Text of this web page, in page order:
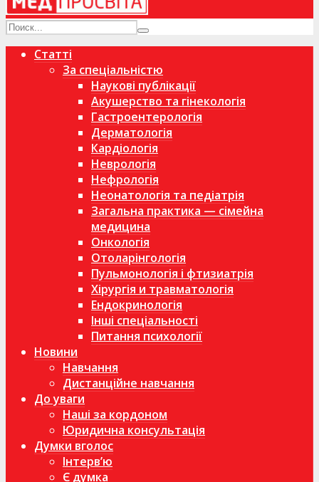
Статті
За спеціальністю
Наукові публікації
Акушерство та гінекологія
Гастроентерологія
Дерматологія
Кардіологія
Неврологія
Нефрологія
Неонатологія та педіатрія
Загальна практика — сімейна
медицина
Онкологія
Отоларінгологія
Пульмонологія і фтизиатрія
Хірургія и травматологія
Ендокринологія
Інші спеціальності
Питання психології
Новини
Навчання
Дистанційне навчання
До уваги
Наші за кордоном
Юридична консультація
Думки вголос
Інтерв’ю
Є думка